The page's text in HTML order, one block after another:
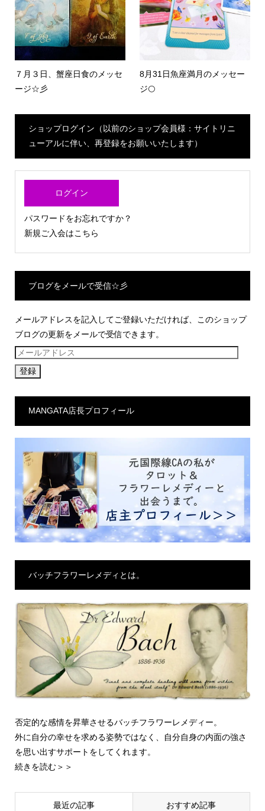
７月３日、蟹座日食のメッセ
ージ☆彡
8月31日魚座満月のメッセー
ジ🌕
ショップログイン（以前のショップ会員様：サイトリニ
ューアルに伴い、再登録をお願いいたします）
ログイン
パスワードをお忘れですか？
新規ご入会はこちら
ブログをメールで受信☆彡
メールアドレスを記入してご登録いただければ、このショップ
ブログの更新をメールで受信できます。
メ
ー
ア
レ
MANGATA店長プロフィール
バッチフラワーレメディとは。
否定的な感情を昇華させるバッチフラワーレメディー。
外に自分の幸せを求める姿勢ではなく、自分自身の内面の強さ
を思い出すサポートをしてくれます。
続きを読む＞＞
最近の記事 おすすめ記事